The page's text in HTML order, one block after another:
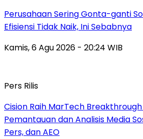
Perusahaan Sering Gonta-ganti
Efisiensi Tidak Naik, Ini Sebabnya
Kamis, 6 Agu 2026 - 20:24 WIB
Pers Rilis
Cision Raih MarTech
Pemantauan dan Analisis Media
Pers, dan AEO